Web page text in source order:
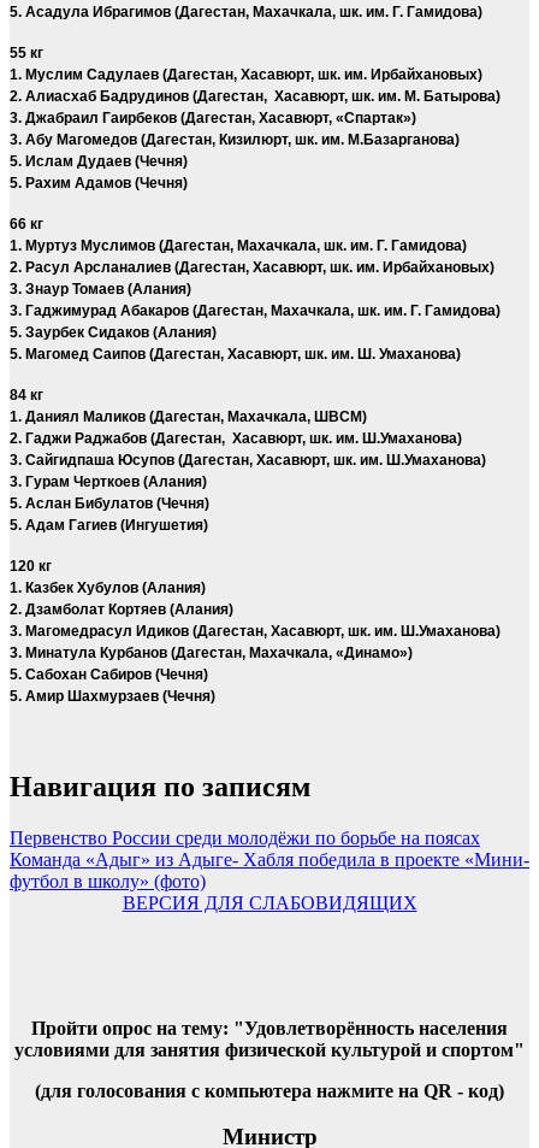
5. Асадула Ибрагимов (Дагестан, Махачкала, шк. им. Г. Гамидова)
55 кг
1. Муслим Садулаев (Дагестан, Хасавюрт, шк. им. Ирбайхановых)
2. Алиасхаб Бадрудинов (Дагестан, Хасавюрт, шк. им. М. Батырова)
3. Джабраил Гаирбеков (Дагестан, Хасавюрт, «Спартак»)
3. Абу Магомедов (Дагестан, Кизилюрт, шк. им. М.Базарганова)
5. Ислам Дудаев (Чечня)
5. Рахим Адамов (Чечня)
66 кг
1. Муртуз Муслимов (Дагестан, Махачкала, шк. им. Г. Гамидова)
2. Расул Арсланалиев (Дагестан, Хасавюрт, шк. им. Ирбайхановых)
3. Знаур Томаев (Алания)
3. Гаджимурад Абакаров (Дагестан, Махачкала, шк. им. Г. Гамидова)
5. Заурбек Сидаков (Алания)
5. Магомед Саипов (Дагестан, Хасавюрт, шк. им. Ш. Умаханова)
84 кг
1. Даниял Маликов (Дагестан, Махачкала, ШВСМ)
2. Гаджи Раджабов (Дагестан, Хасавюрт, шк. им. Ш.Умаханова)
3. Сайгидпаша Юсупов (Дагестан, Хасавюрт, шк. им. Ш.Умаханова)
3. Гурам Черткоев (Алания)
5. Аслан Бибулатов (Чечня)
5. Адам Гагиев (Ингушетия)
120 кг
1. Казбек Хубулов (Алания)
2. Дзамболат Кортяев (Алания)
3. Магомедрасул Идиков (Дагестан, Хасавюрт, шк. им. Ш.Умаханова)
3. Минатула Курбанов (Дагестан, Махачкала, «Динамо»)
5. Сабохан Сабиров (Чечня)
5. Амир Шахмурзаев (Чечня)
Навигация по записям
Первенство России среди молодёжи по борьбе на поясах
Команда «Адыг» из Адыге- Хабля победила в проекте «Мини-
футбол в школу» (фото)
ВЕРСИЯ ДЛЯ СЛАБОВИДЯЩИХ
Пройти опрос на тему: "Удовлетворённость населения
условиями для занятия физической культурой и спортом"
(для голосования с компьютера нажмите на QR - код)
Министр